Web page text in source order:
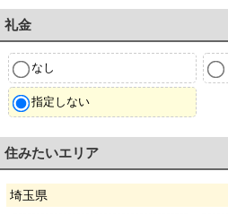
礼金
なし
指定しない
住みたいエリア
埼玉県